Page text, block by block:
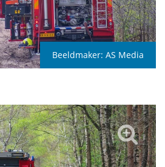
Beeldmaker: AS Media